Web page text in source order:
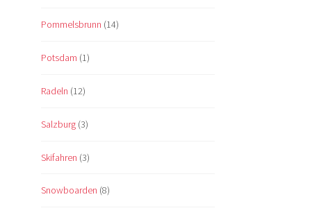
Pommelsbrunn (14)
Potsdam (1)
Radeln (12)
Salzburg (3)
Skifahren (3)
Snowboarden (8)